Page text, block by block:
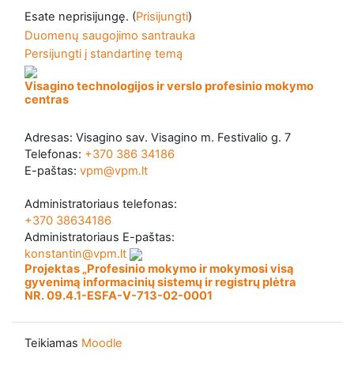
Esate neprisijungę. (Prisijungti)
Duomenų saugojimo santrauka
Persijungti į standartinę temą
Visagino technologijos ir verslo profesinio mokymo
centras
Adresas: Visagino sav. Visagino m. Festivalio g. 7
Telefonas: +370 386 34186
E-paštas: vpm@vpm.lt
Administratoriaus telefonas:
+370 38634186
Administratoriaus E-paštas:
konstantin@vpm.lt
Projektas „Profesinio mokymo ir mokymosi visą
gyvenimą informacinių sistemų ir registrų plėtra
NR. 09.4.1-ESFA-V-713-02-0001
Teikiamas Moodle